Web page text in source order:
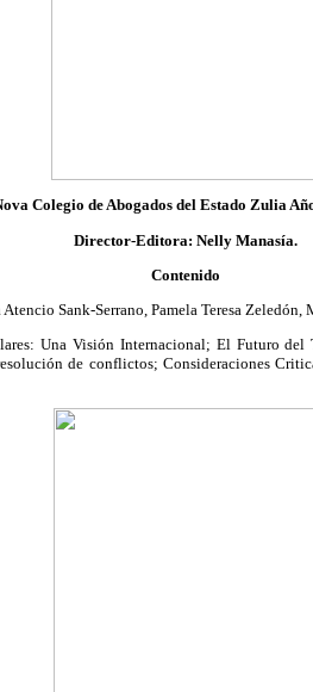
Colegio de Abogados del Estado Zulia
Director-Editora: Nelly Manasía.
Contenido
Sank-Serrano, Pamela Teresa Zeledón,
Una Visión Internacional; El Futuro
de conflictos; Consideraciones